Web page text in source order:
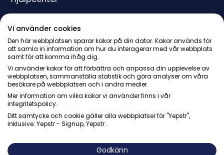
Pris
Presentkort
Johanneshov
Vi använder cookies
Den här webbplatsen sparar kakor på din dator. Kakor används för
att samla in information om hur du interagerar med vår webbplats
samt för att komma ihåg dig.
Vi använder kakor för att förbättra och anpassa din upplevelse av
webbplatsen, sammanställa statistik och göra analyser om våra
besökare på webbplatsen och i andra medier.
Mer information om vilka kakor vi använder finns i vår
integritetspolicy.
Ditt samtycke och cookie gäller alla webbplatser för "Yepstr",
inklusive: Yepstr - Signup, Yepstr.
Godkänn